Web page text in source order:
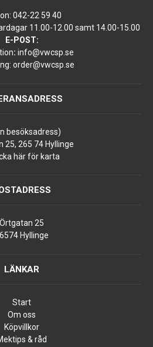
042-22 59 40
11.00-12.00 samt 14.00-15.00
E-POST:
: info@vwcsp.se
order@vwcsp.se
besöksadress)
25, 265 74 Hyllinge
här för karta
Örtgatan 25
Hyllinge
LÄNKAR
Start
Om oss
Köpvillkor
& råd